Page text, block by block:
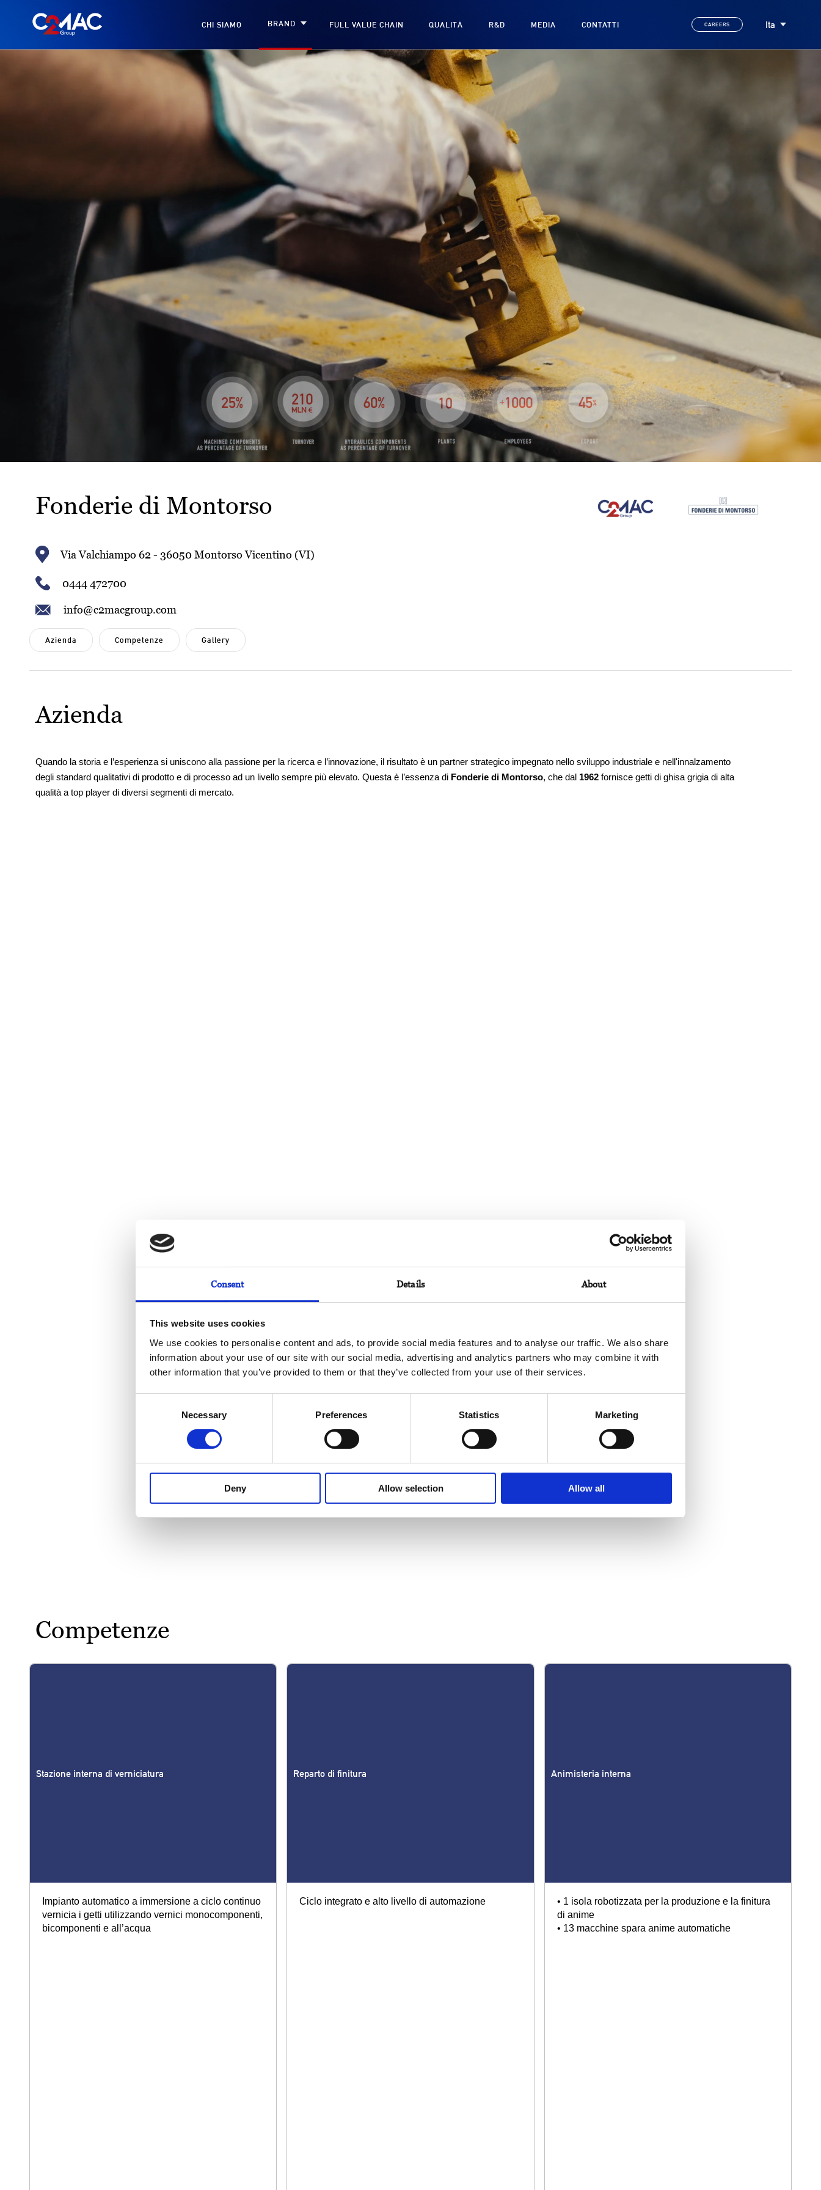
Consent Details About
This website uses cookies
We use cookies to personalise content and ads, to provide social media features and to analyse our traffic. We also share
information about your use of our site with our social media, advertising and analytics partners who may combine it with
other information that you’ve provided to them or that they’ve collected from your use of their services.
Necessary Preferences Statistics Marketing
Deny Allow selection Allow all
CHI SIAMO BRAND FULL VALUE CHAIN QUALITÀ R&D MEDIA CONTATTI CAREERS Ita
Fonderie di Montorso
Via Valchiampo 62 - 36050 Montorso Vicentino (VI)
0444 472700
info@c2macgroup.com
Azienda Competenze Gallery
Azienda
Quando la storia e l’esperienza si uniscono alla passione per la ricerca e l’innovazione, il risultato è un partner strategico impegnato nello sviluppo industriale e nell'innalzamento
degli standard qualitativi di prodotto e di processo ad un livello sempre più elevato. Questa è l’essenza di Fonderie di Montorso, che dal 1962 fornisce getti di ghisa grigia di alta
qualità a top player di diversi segmenti di mercato.
Competenze
Stazione interna di verniciatura
Impianto automatico a immersione a ciclo continuo
vernicia i getti utilizzando vernici monocomponenti,
bicomponenti e all’acqua
Reparto di finitura
Ciclo integrato e alto livello di automazione
Animisteria interna
• 1 isola robotizzata per la produzione e la finitura
di anime
• 13 macchine spara anime automatiche